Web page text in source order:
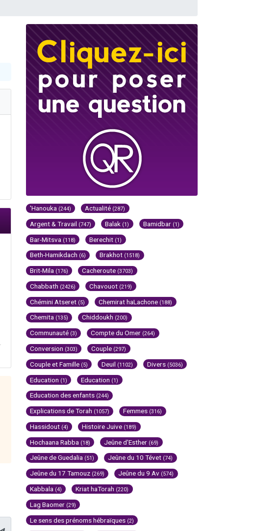
'Hanouka (244) Actualité (287)
Argent & Travail (747) Balak (1) Bamidbar (1)
Bar-Mitsva (118) Berechit (1)
Beth-Hamikdach (6) Brakhot (1518)
Brit-Mila (176) Cacheroute (3703)
Chabbath (2426) Chavouot (219)
Chémini Atseret (5) Chemirat haLachone (188)
Chemita (135) Chiddoukh (200)
Communauté (3) Compte du Omer (264)
Conversion (303) Couple (297)
Couple et Famille (5) Deuil (1102) Divers (5036)
Education (1) Education (1)
Education des enfants (244)
Explications de Torah (1057) Femmes (316)
Hassidout (4) Histoire Juive (189)
Hochaana Rabba (18) Jeûne d'Esther (69)
Jeûne de Guedalia (51) Jeûne du 10 Tévet (74)
Jeûne du 17 Tamouz (269) Jeûne du 9 Av (574)
Kabbala (4) Kriat haTorah (220)
Lag Baomer (29)
Le sens des prénoms hébraïques (2)